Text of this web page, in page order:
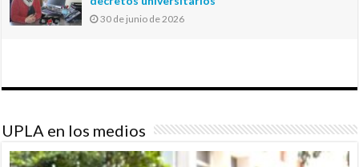
30 de junio de 2026
UPLA en los medios